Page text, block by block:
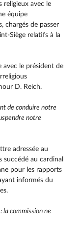
religieux avec le
équipe
chargés de passer
Siège relatifs à la
avec le président de
D. Reich.
de conduire notre
notre
adressée au
au cardinal
pour les rapports
informés du
la commission ne